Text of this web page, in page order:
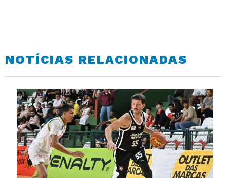
NOTÍCIAS RELACIONADAS